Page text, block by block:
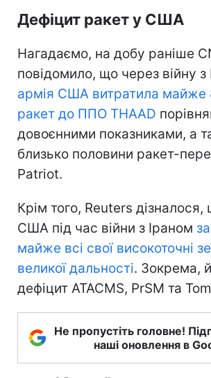
Дефіцит ракет у США
Нагадаємо, на добу раніше
повідомило, що через війну з
армія США витратила майже
ракет до ППО THAAD
довоєнними показниками, а
близько половини ракет-
Patriot.
Крім того, Reuters дізналося,
США під час війни з Іраном
майже всі свої високоточні
великої дальності. Зокрема,
дефіцит ATACMS, PrSM та
Не пропустіть головне!
наші оновлення в